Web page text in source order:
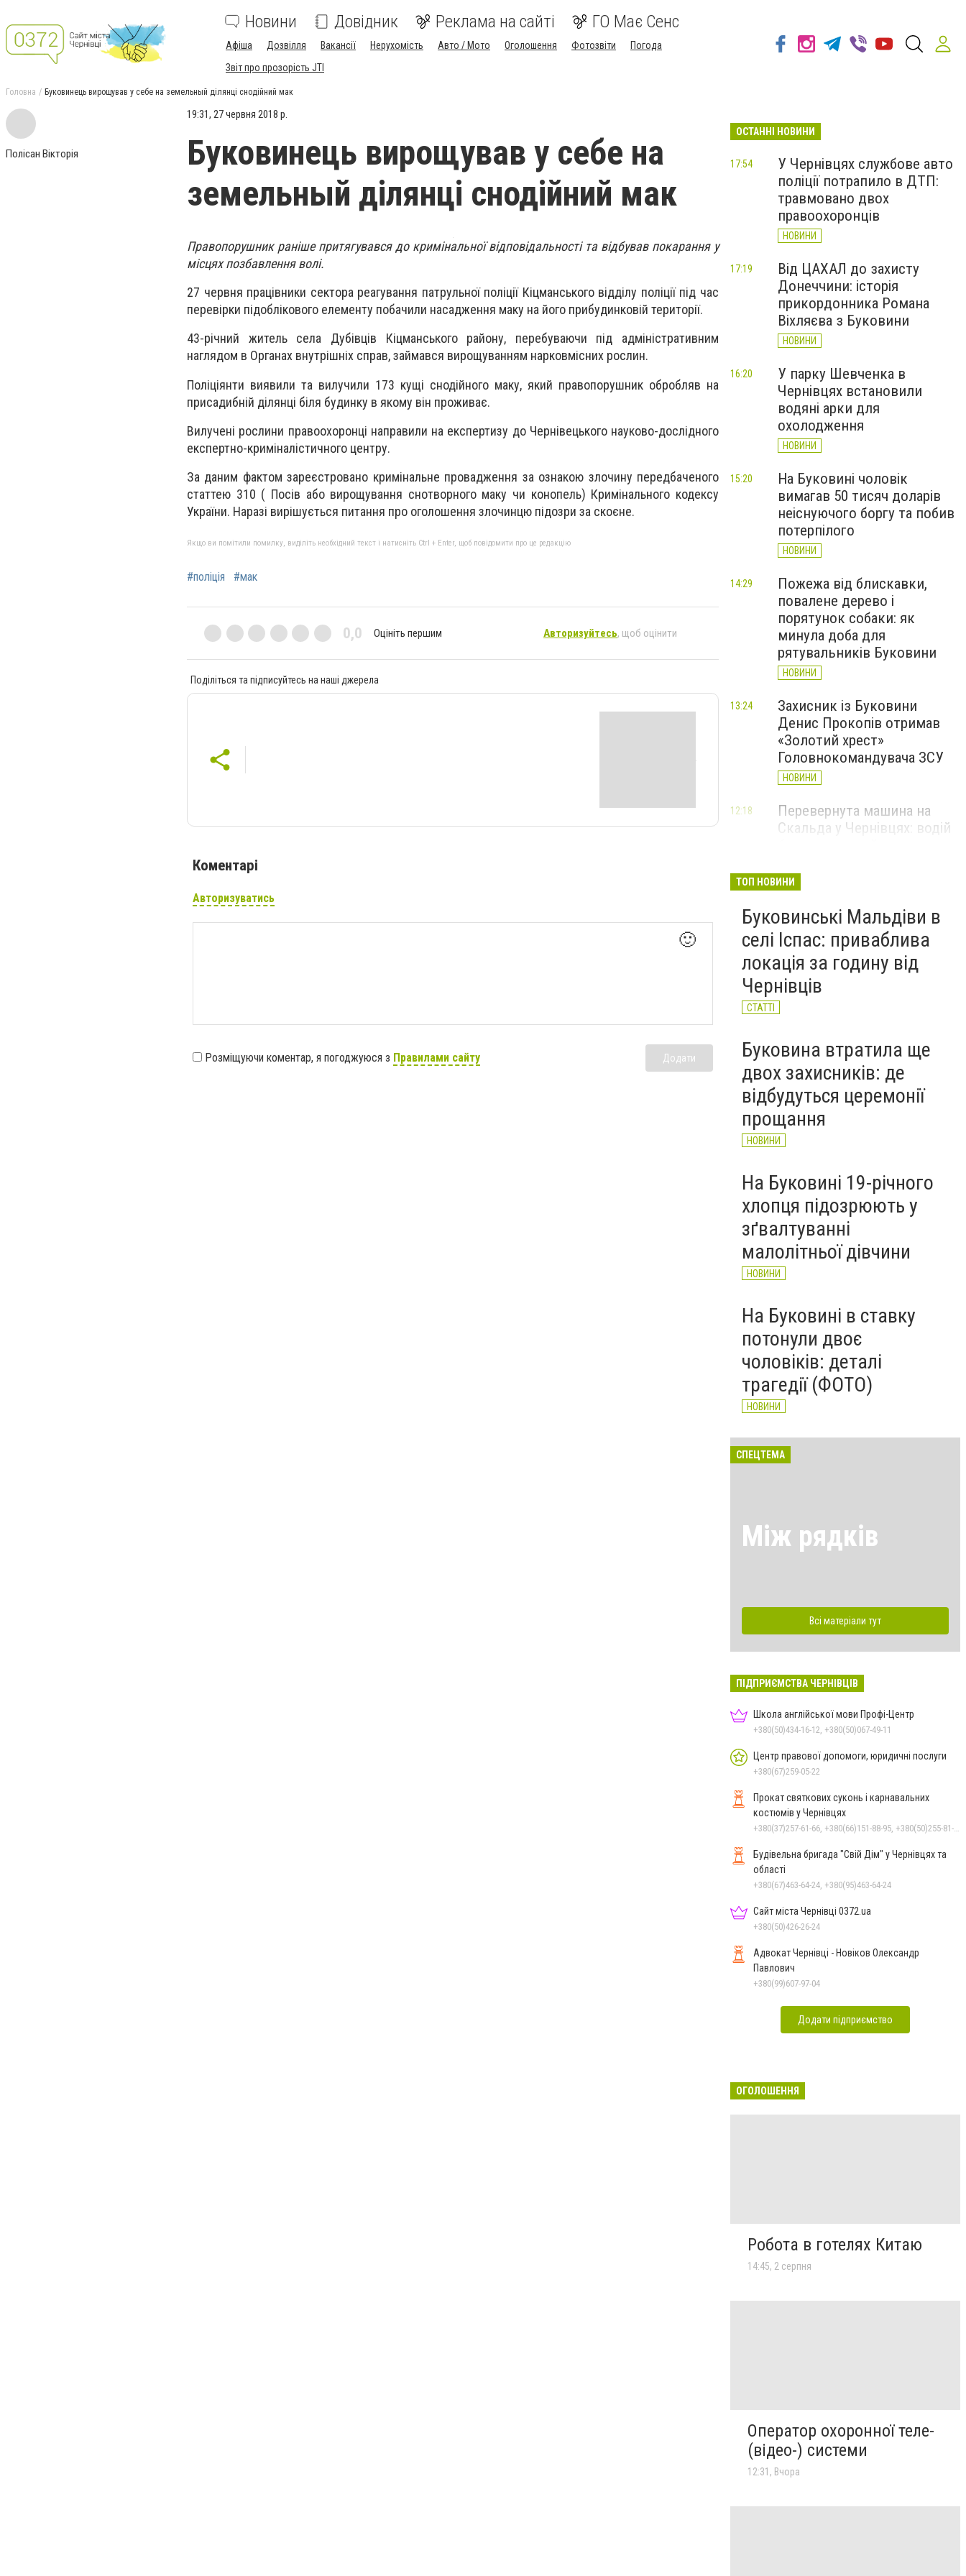
Новини Довідник Реклама на сайті ГО Має Сенс
Афіша Дозвілля Вакансії Нерухомість Авто / Мото Оголошення Фотозвіти
Погода
Звіт про прозорість JTI
Головна Буковинець вирощував у себе на земельный ділянці снодійний мак
Полісан Вікторія
19:31, 27 червня 2018 р.
Буковинець вирощував у себе на
земельный ділянці снодійний мак
Правопорушник раніше притягувався до кримінальної відповідальності та відбував покарання у
місцях позбавлення волі.
27 червня працівники сектора реагування патрульної поліції Кіцманського відділу поліції під час
перевірки підоблікового елементу побачили насадження маку на його прибудинковій території.
43-річний житель села Дубівців Кіцманського району, перебуваючи під адміністративним
наглядом в Органах внутрішніх справ, займався вирощуванням нарковмісних рослин.
Поліціянти виявили та вилучили 173 кущі снодійного маку, який правопорушник обробляв на
присадибній ділянці біля будинку в якому він проживає.
Вилучені рослини правоохоронці направили на експертизу до Чернівецького науково-дослідного
експертно-криміналістичного центру.
За даним фактом зареєстровано кримінальне провадження за ознакою злочину передбаченого
статтею 310 ( Посів або вирощування снотворного маку чи конопель) Кримінального кодексу
України. Наразі вирішується питання про оголошення злочинцю підозри за скоєне.
Якщо ви помітили помилку, виділіть необхідний текст і натисніть Ctrl + Enter, щоб повідомити про це редакцію
#поліція #мак
0,0 Оцініть першим Авторизуйтесь, щоб оцінити
Поділіться та підписуйтесь на наші джерела
Коментарі
Авторизуватись
🙂
Розміщуючи коментар, я погоджуюся з Правилами сайту Додати
ОСТАННІ НОВИНИ
У Чернівцях службове авто
поліції потрапило в ДТП:
травмовано двох
правоохоронців
НОВИНИ
17:54
Від ЦАХАЛ до захисту
Донеччини: історія
прикордонника Романа
Віхляєва з Буковини
НОВИНИ
17:19
У парку Шевченка в
Чернівцях встановили
водяні арки для
охолодження
НОВИНИ
16:20
На Буковині чоловік
вимагав 50 тисяч доларів
неіснуючого боргу та побив
потерпілого
НОВИНИ
15:20
Пожежа від блискавки,
повалене дерево і
порятунок собаки: як
минула доба для
рятувальників Буковини
НОВИНИ
14:29
Захисник із Буковини
Денис Прокопів отримав
«Золотий хрест»
Головнокомандувача ЗСУ
НОВИНИ
13:24
Перевернута машина на
Скальда у Чернівцях: водій
12:18
зафіксували новий
історичний температурний
максимум
НОВИНИ
ТОП НОВИНИ
Буковинські Мальдіви в
селі Іспас: приваблива
локація за годину від
Чернівців
СТАТТІ
Буковина втратила ще
двох захисників: де
відбудуться церемонії
прощання
НОВИНИ
На Буковині 19-річного
хлопця підозрюють у
зґвалтуванні
малолітньої дівчини
НОВИНИ
На Буковині в ставку
потонули двоє
чоловіків: деталі
трагедії (ФОТО)
НОВИНИ
СПЕЦТЕМА
Між рядків
Всі матеріали тут
ПІДПРИЄМСТВА ЧЕРНІВЦІВ
Школа англійської мови Профі-Центр
+380(50)434-16-12, +380(50)067-49-11
Центр правової допомоги, юридичні послуги
+380(67)259-05-22
Прокат святкових суконь і карнавальних
костюмів у Чернівцях
Будівельна бригада "Свій Дім" у Чернівцях та
області
+380(67)463-64-24, +380(95)463-64-24
Сайт міста Чернівці 0372.ua
+380(50)426-26-24
Адвокат Чернівці - Новіков Олександр
Павлович
+380(99)607-97-04
Додати підприємство
ОГОЛОШЕННЯ
Робота в готелях Китаю
14:45, 2 серпня
Оператор охоронної теле-
(відео-) системи
12:31, Вчора